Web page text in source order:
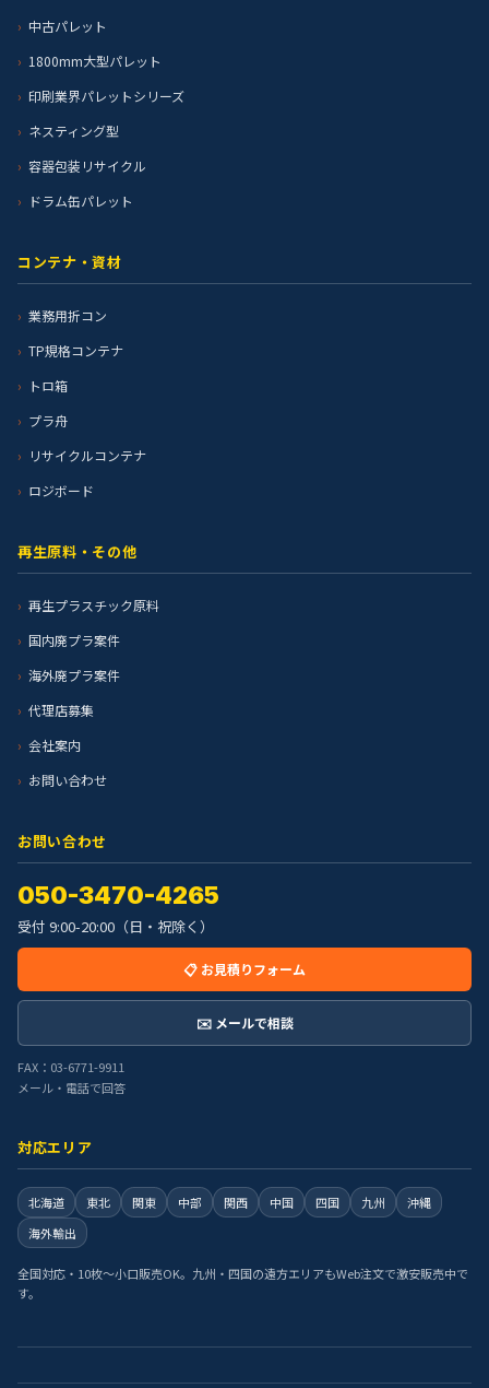
中古パレット
1800mm大型パレット
印刷業界パレットシリーズ
ネスティング型
容器包装リサイクル
ドラム缶パレット
コンテナ・資材
業務用折コン
TP規格コンテナ
トロ箱
プラ舟
リサイクルコンテナ
ロジボード
再生原料・その他
再生プラスチック原料
国内廃プラ案件
海外廃プラ案件
代理店募集
会社案内
お問い合わせ
お問い合わせ
050-3470-4265
受付 9:00-20:00（日・祝除く）
📋 お見積りフォーム
✉️ メールで相談
FAX：03-6771-9911
メール・電話で回答
対応エリア
北海道 東北 関東 中部 関西 中国 四国 九州
沖縄
海外輸出
全国対応・10枚〜小口販売OK。九州・四国の遠方エリアもWeb注文で激安販売中で
す。